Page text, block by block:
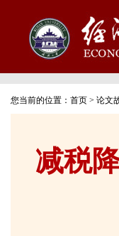
您当前的位置： 首页 > 论文
减税